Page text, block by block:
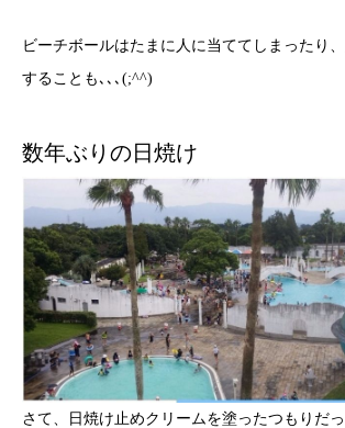
ビーチボールはたまに人に当ててしまったり
することも､､､(;^^)
数年ぶりの日焼け
さて、日焼け止めクリームを塗ったつもりだっ